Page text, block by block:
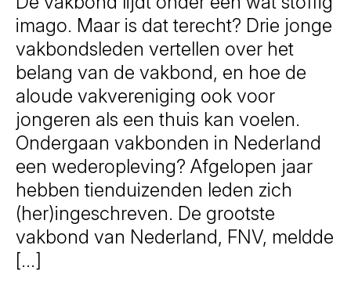
imago. Maar is dat terecht? Drie jonge
vakbondsleden vertellen over het
belang van de vakbond, en hoe de
aloude vakvereniging ook voor
jongeren als een thuis kan voelen.
Ondergaan vakbonden in Nederland
een wederopleving? Afgelopen jaar
hebben tienduizenden leden zich
(her)ingeschreven. De grootste
vakbond van Nederland, FNV, meldde
[…]